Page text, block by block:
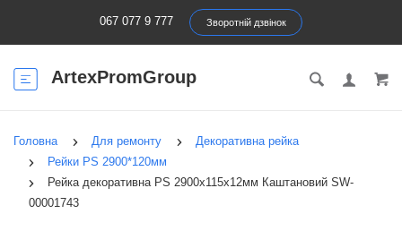
067 077 9 777 Зворотній дзвінок
ArtexPromGroup
Головна Для ремонту
Декоративна рейка
Рейки PS 2900*120мм
Рейка декоративна PS 2900х115х12мм Каштановий SW-
00001743